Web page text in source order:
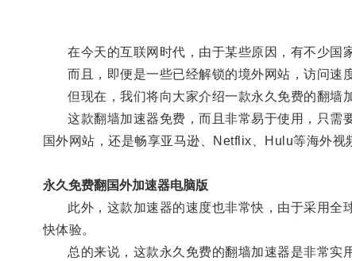
在今天的互联网时代，由于某些原因，有不少国
而且，即便是一些已经解锁的境外网站，访问速
但现在，我们将向大家介绍一款永久免费的翻墙
这款翻墙加速器免费，而且非常易于使用，只需
国外网站，还是畅享亚马逊、Netflix、Hulu等海外视
永久免费翻国外加速器电脑版
此外，这款加速器的速度也非常快，由于采用全
快体验。
总的来说，这款永久免费的翻墙加速器是非常实用